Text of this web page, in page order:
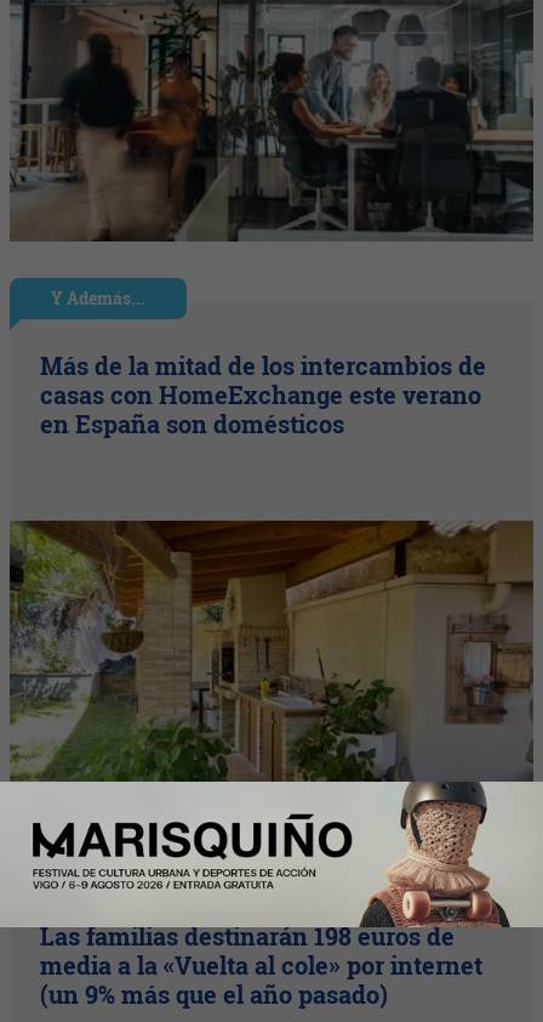
Y Además...
Más de la mitad de los intercambios de
casas con HomeExchange este verano
en España son domésticos
Nota Principal
Las familias destinarán 198 euros de
media a la «Vuelta al cole» por internet
(un 9% más que el año pasado)